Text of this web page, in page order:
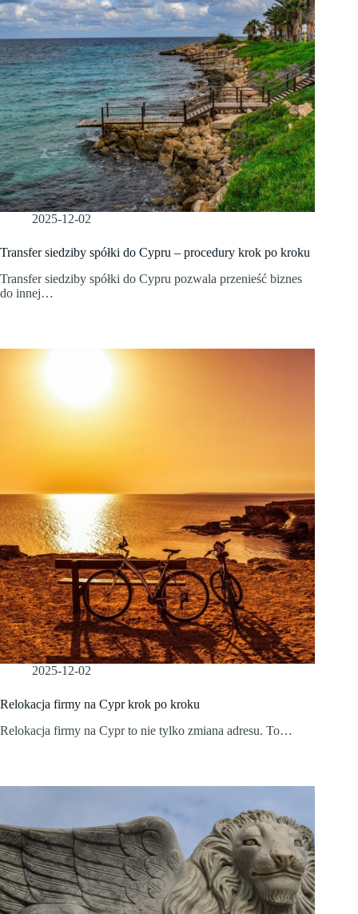
2025-12-02
Transfer siedziby spółki do Cypru – procedury krok po kroku
Transfer siedziby spółki do Cypru pozwala przenieść biznes
do innej…
2025-12-02
Relokacja firmy na Cypr krok po kroku
Relokacja firmy na Cypr to nie tylko zmiana adresu. To…